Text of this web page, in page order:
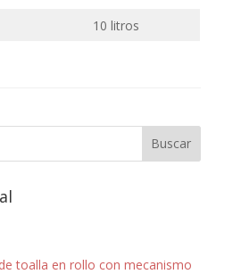
10 litros
toalla en rollo con mecanismo